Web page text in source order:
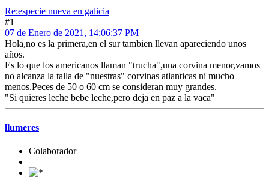
Re:especie nueva en galicia
#1
07 de Enero de 2021, 14:06:37 PM
Hola,no es la primera,en el sur tambien llevan apareciendo unos
años.
Es lo que los americanos llaman "trucha",una corvina menor,vamos
no alcanza la talla de "nuestras" corvinas atlanticas ni mucho
menos.Peces de 50 o 60 cm se consideran muy grandes.
"Si quieres leche bebe leche,pero deja en paz a la vaca"
llumeres
Colaborador